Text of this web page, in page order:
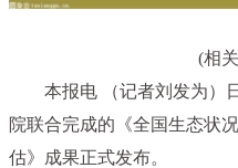
(相
本报电 （记者刘发为）
院联合完成的《全国生态状
估》成果正式发布。